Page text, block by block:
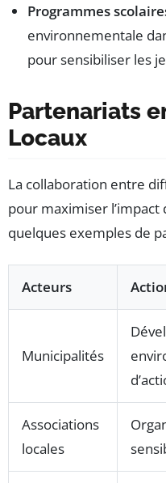
Programmes
environnementale
pour sensibiliser les
Partenariats
Locaux
La collaboration entre
pour maximiser l’impact
quelques exemples de
Acteurs
Municipalités
Associations
locales